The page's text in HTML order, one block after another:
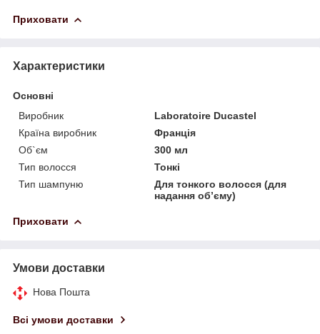
Приховати
Характеристики
Основні
Виробник
Laboratoire Ducastel
Країна виробник
Франція
Об`єм
300 мл
Тип волосся
Тонкі
Тип шампуню
Для тонкого волосся (для
надання обʼєму)
Приховати
Умови доставки
Нова Пошта
Всі умови доставки